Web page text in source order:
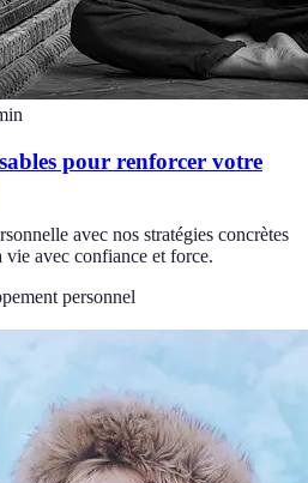
pour renforcer votre
avec nos stratégies concrètes
avec confiance et force.
personnel